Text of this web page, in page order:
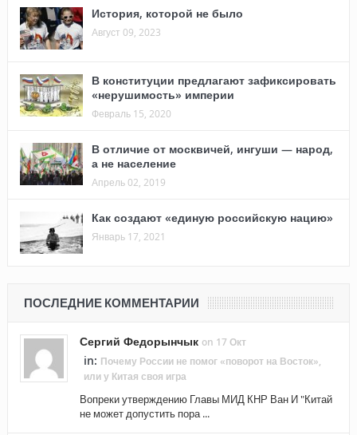
История, которой не было
Август 09, 2023
В конституции предлагают зафиксировать
«нерушимость» империи
Февраль 15, 2020
В отличие от москвичей, ингуши — народ,
а не население
Апрель 02, 2019
Как создают «единую российскую нацию»
Январь 17, 2021
ПОСЛЕДНИЕ КОММЕНТАРИИ
Сергий Федорынчык on 17 Окт
in: Почему России не помог «поворот на Восток»,
или у Китая своя игра
Вопреки утверждению Главы МИД КНР Ван И "Китай
не может допустить пора ...